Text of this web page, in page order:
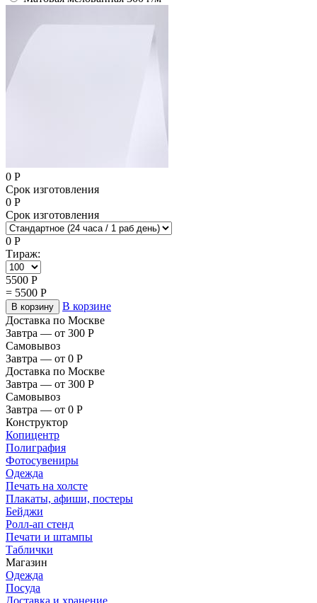
0 Р
Срок изготовления
0 Р
Срок изготовления
0 Р
Тираж:
5500 Р
= 5500 Р
В корзину
В корзине
Доставка по Москве
Завтра — от 300 Р
Самовывоз
Завтра — от 0 Р
Доставка по Москве
Завтра — от 300 Р
Самовывоз
Завтра — от 0 Р
Конструктор
Копицентр
Полиграфия
Фотосувениры
Одежда
Печать на холсте
Плакаты, афиши, постеры
Бейджи
Ролл-ап стенд
Печати и штампы
Таблички
Магазин
Одежда
Посуда
Доставка и хранение